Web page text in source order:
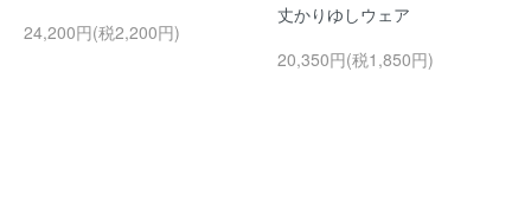
24,200円(税2,200円)
丈かりゆしウェア
20,350円(税1,850円)